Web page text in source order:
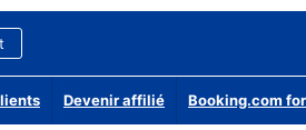
Devenir affilié Booking.com